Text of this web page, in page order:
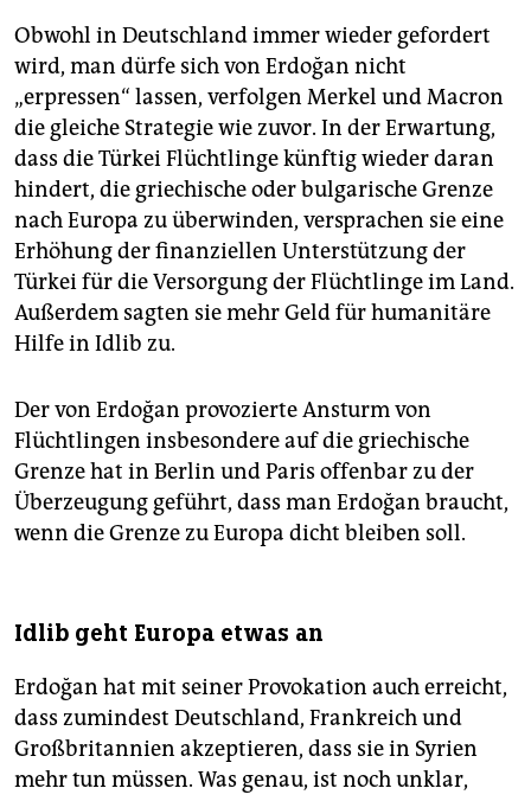
Obwohl in Deutschland immer wieder gefordert
wird, man dürfe sich von Erdoğan nicht
„erpressen“ lassen, verfolgen Merkel und Macron
die gleiche Strategie wie zuvor. In der Erwartung,
dass die Türkei Flüchtlinge künftig wieder daran
hindert, die griechische oder bulgarische Grenze
nach Europa zu überwinden, versprachen sie eine
Erhöhung der finanziellen Unterstützung der
Türkei für die Versorgung der Flüchtlinge im Land.
Außerdem sagten sie mehr Geld für humanitäre
Hilfe in Idlib zu.
Der von Erdoğan provozierte Ansturm von
Flüchtlingen insbesondere auf die griechische
Grenze hat in Berlin und Paris offenbar zu der
Überzeugung geführt, dass man Erdoğan braucht,
wenn die Grenze zu Europa dicht bleiben soll.
Idlib geht Europa etwas an
Erdoğan hat mit seiner Provokation auch erreicht,
dass zumindest Deutschland, Frankreich und
Großbritannien akzeptieren, dass sie in Syrien
mehr tun müssen. Was genau, ist noch unklar,